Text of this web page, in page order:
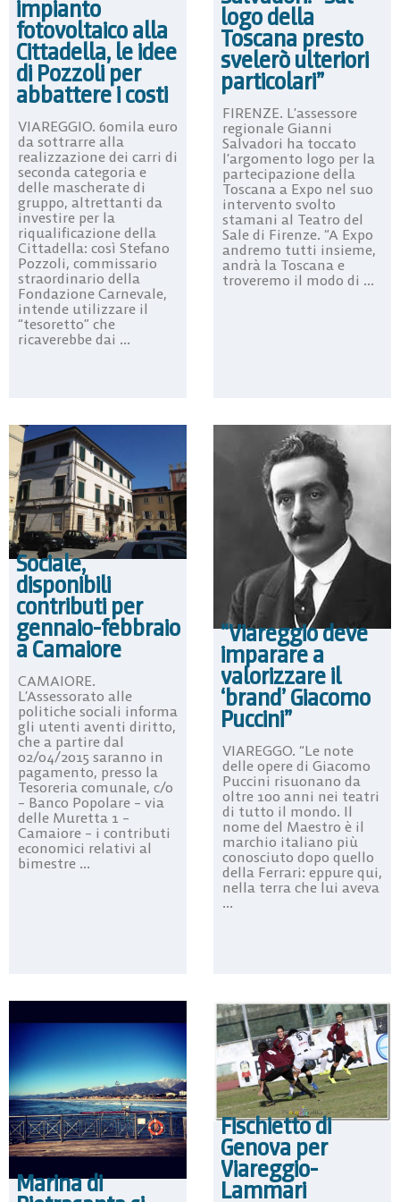
impianto
fotovoltaico alla
Cittadella, le idee
di Pozzoli per
abbattere i costi
VIAREGGIO. 60mila euro
da sottrarre alla
realizzazione dei carri di
seconda categoria e
delle mascherate di
gruppo, altrettanti da
investire per la
riqualificazione della
Cittadella: così Stefano
Pozzoli, commissario
straordinario della
Fondazione Carnevale,
intende utilizzare il
“tesoretto” che
ricaverebbe dai ...
logo della
Toscana presto
svelerò ulteriori
particolari”
FIRENZE. L’assessore
regionale Gianni
Salvadori ha toccato
l’argomento logo per la
partecipazione della
Toscana a Expo nel suo
intervento svolto
stamani al Teatro del
Sale di Firenze. “A Expo
andremo tutti insieme,
andrà la Toscana e
troveremo il modo di ...
Sociale,
disponibili
contributi per
gennaio-febbraio
a Camaiore
CAMAIORE.
L’Assessorato alle
politiche sociali informa
gli utenti aventi diritto,
che a partire dal
02/04/2015 saranno in
pagamento, presso la
Tesoreria comunale, c/o
– Banco Popolare – via
delle Muretta 1 –
Camaiore – i contributi
economici relativi al
bimestre ...
“Viareggio deve
imparare a
valorizzare il
‘brand’ Giacomo
Puccini”
VIAREGGO. “Le note
delle opere di Giacomo
Puccini risuonano da
oltre 100 anni nei teatri
di tutto il mondo. Il
nome del Maestro è il
marchio italiano più
conosciuto dopo quello
della Ferrari: eppure qui,
nella terra che lui aveva
...
Marina di
Fischietto di
Genova per
Viareggio-
Lammari